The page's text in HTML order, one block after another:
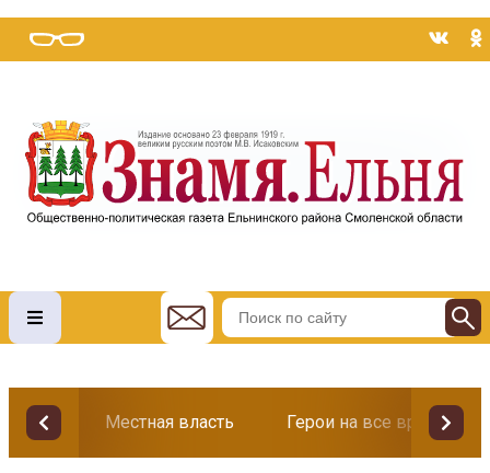
Местная власть Герои на все времена